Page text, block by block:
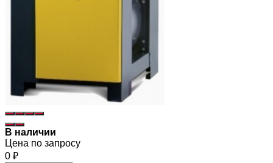
В наличии
Цена по запросу
0 ₽